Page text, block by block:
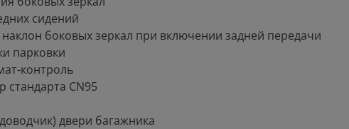
сидений
боковых зеркал при включении задней передачи
парковки
контроль
стандарта СN95
двери багажника